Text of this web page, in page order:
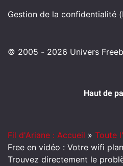
Gestion de la confidentialité
© 2005 - 2026 Univers
Haut de
Fil d'Ariane : Accueil » Toute
Free en vidéo : Votre wifi
Trouvez directement le